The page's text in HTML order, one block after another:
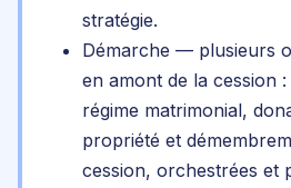
stratégie.
Démarche — plusieurs
en amont de la cession
régime matrimonial,
propriété et
cession, orchestrées et